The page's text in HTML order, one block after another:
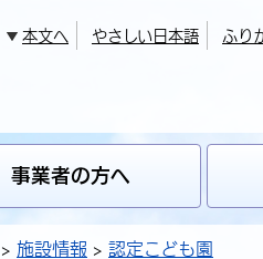
本文へ やさしい日本語 ふり
事業者の方へ
施設情報
認定こども園